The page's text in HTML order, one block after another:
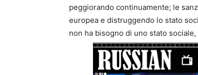
peggiorando continuamente; le
europea e distruggendo lo stato
non ha bisogno di uno stato